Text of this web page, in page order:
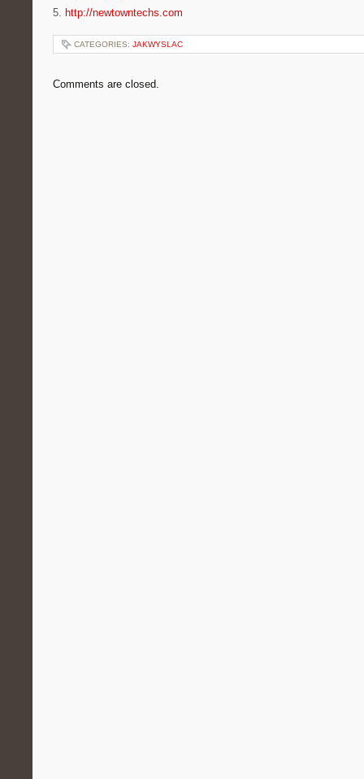
5. http://newtowntechs.com
CATEGORIES: JAKWYSLAC
Comments are closed.